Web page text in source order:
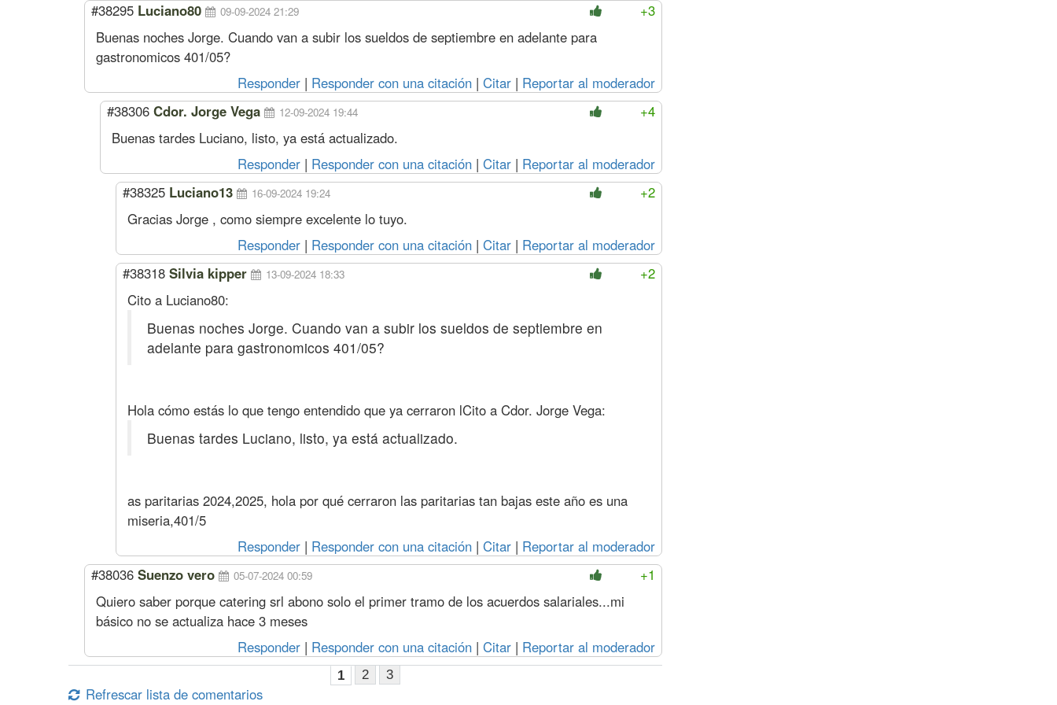
+3
#38295 Luciano80 09-09-2024 21:29
Buenas noches Jorge. Cuando van a subir los sueldos de septiembre en adelante para
gastronomicos 401/05?
Responder | Responder con una citación | Citar | Reportar al moderador
+4
#38306 Cdor. Jorge Vega 12-09-2024 19:44
Buenas tardes Luciano, listo, ya está actualizado.
Responder | Responder con una citación | Citar | Reportar al moderador
+2
#38325 Luciano13 16-09-2024 19:24
Gracias Jorge , como siempre excelente lo tuyo.
Responder | Responder con una citación | Citar | Reportar al moderador
+2
#38318 Silvia kipper 13-09-2024 18:33
Cito a Luciano80:
Buenas noches Jorge. Cuando van a subir los sueldos de septiembre en
adelante para gastronomicos 401/05?
Hola cómo estás lo que tengo entendido que ya cerraron lCito a Cdor. Jorge Vega:
Buenas tardes Luciano, listo, ya está actualizado.
as paritarias 2024,2025, hola por qué cerraron las paritarias tan bajas este año es una
miseria,401/5
Responder | Responder con una citación | Citar | Reportar al moderador
+1
#38036 Suenzo vero 05-07-2024 00:59
Quiero saber porque catering srl abono solo el primer tramo de los acuerdos salariales...mi
básico no se actualiza hace 3 meses
Responder | Responder con una citación | Citar | Reportar al moderador
1 2 3
Refrescar lista de comentarios